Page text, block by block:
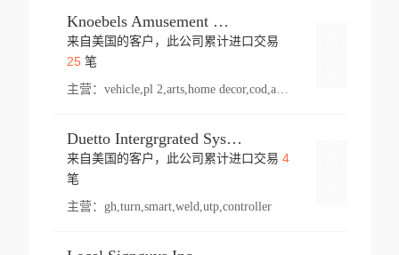
Knoebels Amusement Resort
来自美国的客户，此公司累计进口交易
25笔
主营： vehicle,pl 2,arts,home decor,cod,amusement ride,sea
Duetto Intergrgrated Systems Inc.
来自美国的客户，此公司累计进口交易 4
笔
主营： gh,turn,smart,weld,utp,controller